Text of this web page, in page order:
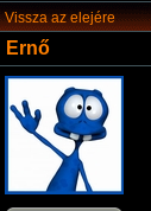
Vissza az elejére
Ernő